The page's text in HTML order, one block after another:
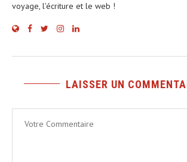
voyage, l'écriture et le web !
LAISSER UN